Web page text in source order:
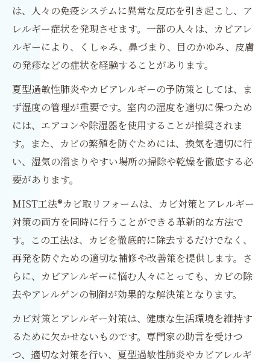
は、人々の免疫システムに異常な反応を引き起こし、ア
レルギー症状を発現させます。一部の人々は、カビアレ
ルギーにより、くしゃみ、鼻づまり、目のかゆみ、皮膚
の発疹などの症状を経験することがあります。
夏型過敏性肺炎やカビアレルギーの予防策としては、ま
ず湿度の管理が重要です。室内の湿度を適切に保つため
には、エアコンや除湿器を使用することが推奨されま
す。また、カビの繁殖を防ぐためには、換気を適切に行
い、湿気の溜まりやすい場所の掃除や乾燥を徹底する必
要があります。
MIST工法®カビ取リフォームは、カビ対策とアレルギー
対策の両方を同時に行うことができる革新的な方法で
す。この工法は、カビを徹底的に除去するだけでなく、
再発を防ぐための適切な補修や改善策を提供します。さ
らに、カビアレルギーに悩む人々にとっても、カビの除
去やアレルゲンの制御が効果的な解決策となります。
カビ対策とアレルギー対策は、健康な生活環境を維持す
るために欠かせないものです。専門家の助言を受けつ
つ、適切な対策を行い、夏型過敏性肺炎やカビアレルギ